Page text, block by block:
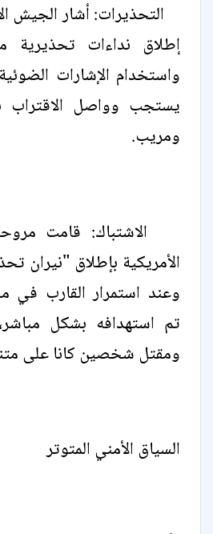
التحذيرات: أشار الجيش
إطلاق نداءات تحذيرية
واستخدام الإشارات
يستجب وواصل
ومريب.
الاشتباك: قامت
الأمريكية بإطلاق "نيران
وعند استمرار القارب في
تم استهدافه بشكل
ومقتل شخصين كانا على
السياق الأمني المتوتر